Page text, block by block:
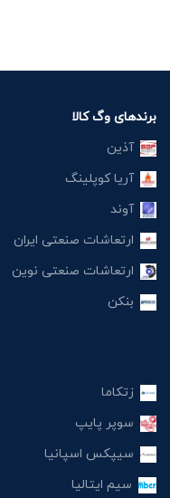
برندهای وگ کالا
آذین
آریا کوپلینگ
آوند
ارتعاشات صنعتی ایران
ارتعاشات صنعتی نوین
بنکن
زتکاما
سوپر پایپ
سیپکس اسپانیا
سیم ایتالیا